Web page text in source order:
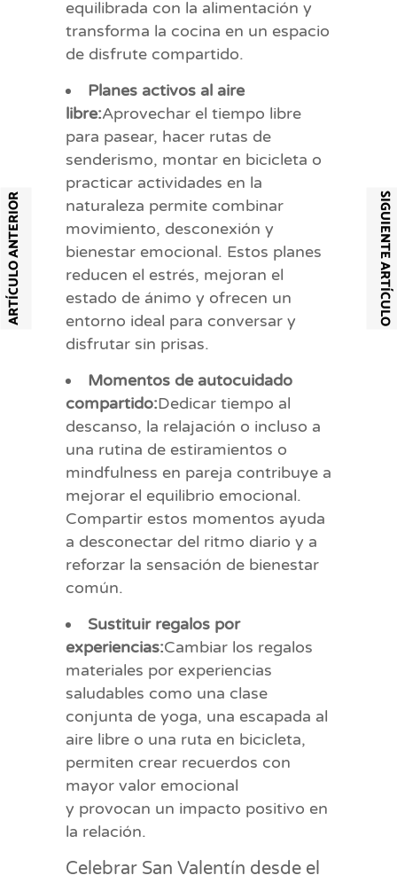
equilibrada con la alimentación y
transforma la cocina en un espacio
de disfrute compartido.
Planes activos al aire
libre:Aprovechar el tiempo libre
para pasear, hacer rutas de
senderismo, montar en bicicleta o
practicar actividades en la
naturaleza permite combinar
movimiento, desconexión y
bienestar emocional. Estos planes
reducen el estrés, mejoran el
estado de ánimo y ofrecen un
entorno ideal para conversar y
disfrutar sin prisas.
Momentos de autocuidado
compartido:Dedicar tiempo al
descanso, la relajación o incluso a
una rutina de estiramientos o
mindfulness en pareja contribuye a
mejorar el equilibrio emocional.
Compartir estos momentos ayuda
a desconectar del ritmo diario y a
reforzar la sensación de bienestar
común.
Sustituir regalos por
experiencias:Cambiar los regalos
materiales por experiencias
saludables como una clase
conjunta de yoga, una escapada al
aire libre o una ruta en bicicleta,
permiten crear recuerdos con
mayor valor emocional
y provocan un impacto positivo en
la relación.
Celebrar San Valentín desde el
ARTÍCULO ANTERIOR SIGUIENTE ARTÍCULO